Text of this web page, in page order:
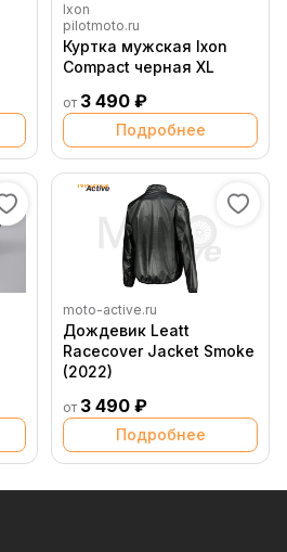
Ixon
pilotmoto.ru
Куртка мужская Ixon
Compact черная XL
от 3 490 ₽
Подробнее
moto-active.ru
Дождевик Leatt
Racecover Jacket Smoke
(2022)
от 3 490 ₽
Подробнее